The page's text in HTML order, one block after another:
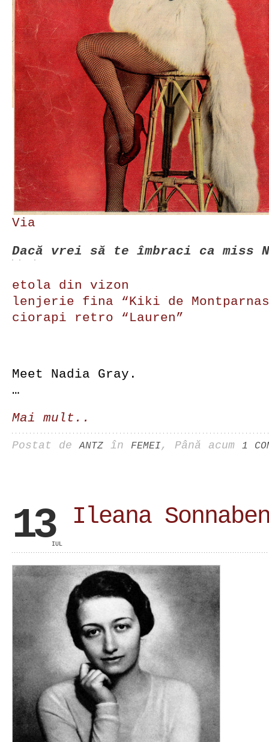
Via
Dacă vrei să te îmbraci ca miss
etola din vizon
lenjerie fina “Kiki de
ciorapi retro “Lauren”
Meet Nadia Gray.
…
Mai mult..
Postat deANTZ în FEMEI, Până acum 1
13IUL
Ileana